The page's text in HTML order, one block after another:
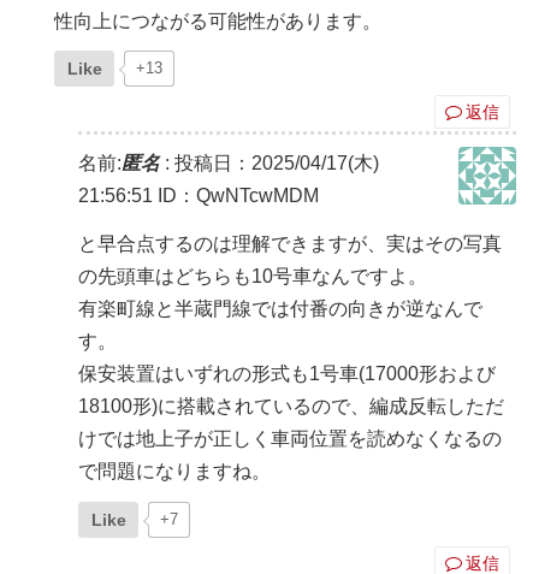
性向上につながる可能性があります。
Like +13
返信
名前:匿名: 投稿日：2025/04/17(木)
21:56:51
ID：QwNTcwMDM
と早合点するのは理解できますが、実はその写真
の先頭車はどちらも10号車なんですよ。
有楽町線と半蔵門線では付番の向きが逆なんで
す。
保安装置はいずれの形式も1号車(17000形および
18100形)に搭載されているので、編成反転しただ
けでは地上子が正しく車両位置を読めなくなるの
で問題になりますね。
Like +7
返信